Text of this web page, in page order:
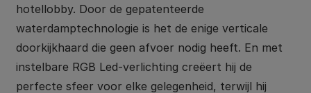
hotellobby. Door de gepatenteerde
waterdamptechnologie is het de enige verticale
doorkijkhaard die geen afvoer nodig heeft. En met
instelbare RGB Led-verlichting creëert hij de
perfecte sfeer voor elke gelegenheid, terwijl hij